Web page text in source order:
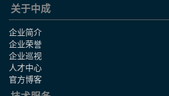
关于中成
企业简介
企业荣誉
企业巡视
人才中心
官方博客